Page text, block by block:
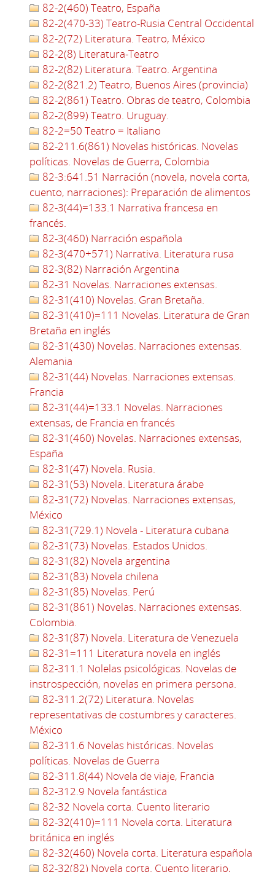
82-2(460) Teatro, España
82-2(470-33) Teatro-Rusia Central Occidental
82-2(72) Literatura. Teatro, México
82-2(8) Literatura-Teatro
82-2(82) Literatura. Teatro. Argentina
82-2(821.2) Teatro, Buenos Aires (provincia)
82-2(861) Teatro. Obras de teatro, Colombia
82-2(899) Teatro. Uruguay.
82-2=50 Teatro = Italiano
82-211.6(861) Novelas históricas. Novelas
políticas. Novelas de Guerra, Colombia
82-3:641.51 Narración (novela, novela corta,
cuento, narraciones): Preparación de alimentos
82-3(44)=133.1 Narrativa francesa en
francés.
82-3(460) Narración española
82-3(470+571) Narrativa. Literatura rusa
82-3(82) Narración Argentina
82-31 Novelas. Narraciones extensas.
82-31(410) Novelas. Gran Bretaña.
82-31(410)=111 Novelas. Literatura de Gran
Bretaña en inglés
82-31(430) Novelas. Narraciones extensas.
Alemania
82-31(44) Novelas. Narraciones extensas.
Francia
82-31(44)=133.1 Novelas. Narraciones
extensas, de Francia en francés
82-31(460) Novelas. Narraciones extensas,
España
82-31(47) Novela. Rusia.
82-31(53) Novela. Literatura árabe
82-31(72) Novelas. Narraciones extensas,
México
82-31(729.1) Novela - Literatura cubana
82-31(73) Novelas. Estados Unidos.
82-31(82) Novela argentina
82-31(83) Novela chilena
82-31(85) Novelas. Perú
82-31(861) Novelas. Narraciones extensas.
Colombia.
82-31(87) Novela. Literatura de Venezuela
82-31=111 Literatura novela en inglés
82-311.1 Nolelas psicológicas. Novelas de
instrospección, novelas en primera persona.
82-311.2(72) Literatura. Novelas
representativas de costumbres y caracteres.
México
82-311.6 Novelas históricas. Novelas
políticas. Novelas de Guerra
82-311.8(44) Novela de viaje, Francia
82-312.9 Novela fantástica
82-32 Novela corta. Cuento literario
82-32(410)=111 Novela corta. Literatura
británica en inglés
82-32(460) Novela corta. Literatura española
82-32(82) Novela corta. Cuento literario,